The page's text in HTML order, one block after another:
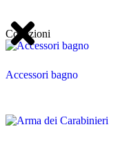
Collezioni
Accessori bagno